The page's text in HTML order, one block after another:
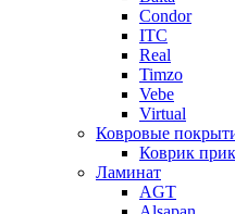
Condor
ITC
Real
Timzo
Vebe
Virtual
Ковровые
Коврик
Ламинат
AGT